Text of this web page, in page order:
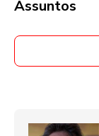
Assuntos